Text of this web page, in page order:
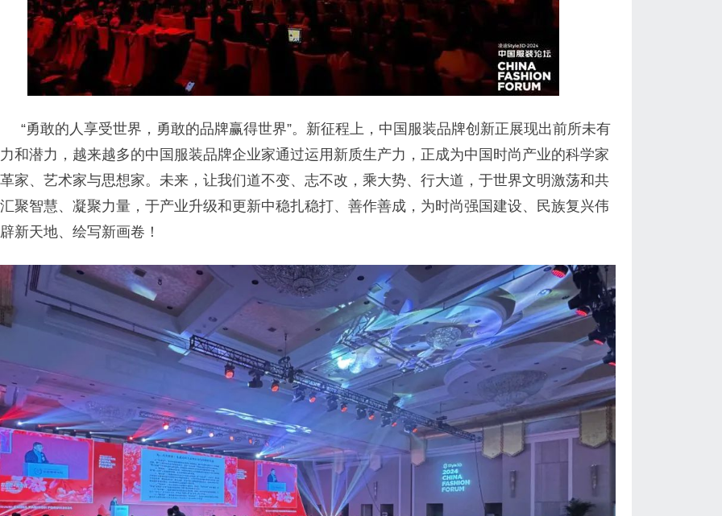
“勇敢的人享受世界，勇敢的品牌赢得世界”。新征程上，中国服装品牌创新正展现出前所未有
和潜力，越来越多的中国服装品牌企业家通过运用新质生产力，正成为中国时尚产业的科学家
家、艺术家与思想家。未来，让我们道不变、志不改，乘大势、行大道，于世界文明激荡和共
聚智慧、凝聚力量，于产业升级和更新中稳扎稳打、善作善成，为时尚强国建设、民族复兴伟
新天地、绘写新画卷！